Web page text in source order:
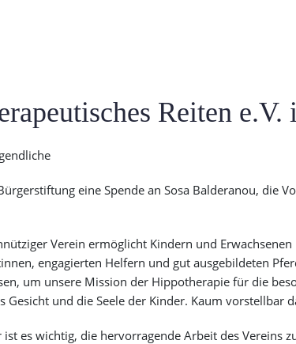
Reiten
eine Spende an Sosa Balderanou, die
Verein ermöglicht Kindern und
engagierten Helfern und gut ausgebildeten
um unsere Mission der Hippotherapie für die
und die Seele der Kinder. Kaum vorstellbar
es wichtig, die hervorragende Arbeit des Vereins